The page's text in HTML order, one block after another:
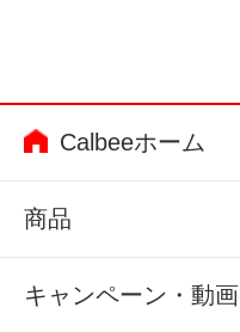
Calbeeホーム
商品
キャンペーン・動画